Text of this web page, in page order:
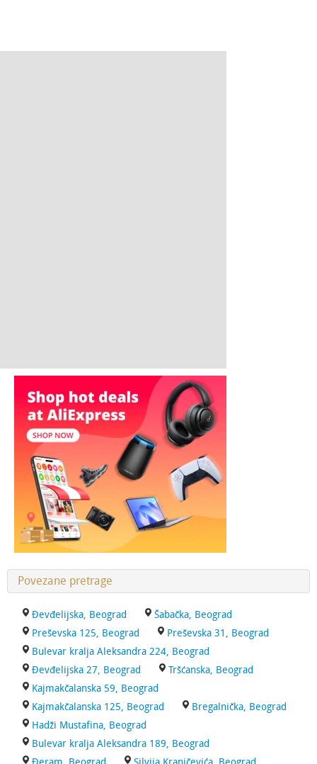
Povezane pretrage
Đevđelijska, Beograd
Šabačka, Beograd
Preševska 125, Beograd
Preševska 31, Beograd
Bulevar kralja Aleksandra 224, Beograd
Đevđelijska 27, Beograd
Tršćanska, Beograd
Kajmakčalanska 59, Beograd
Kajmakčalanska 125, Beograd
Bregalnička, Beograd
Hadži Mustafina, Beograd
Bulevar kralja Aleksandra 189, Beograd